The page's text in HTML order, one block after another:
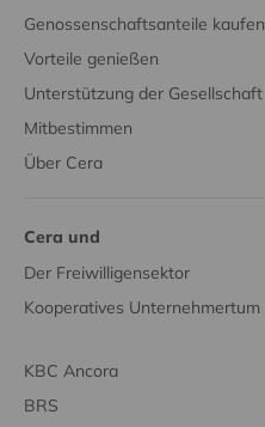
Genossenschaftsanteile kaufen
Vorteile genießen
Unterstützung der Gesellschaft
Mitbestimmen
Über Cera
Cera und
Der Freiwilligensektor
Kooperatives Unternehmertum
KBC Ancora
BRS